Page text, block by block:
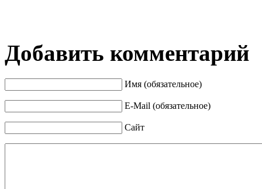
Добавить комментарий
Имя (обязательное)
E-Mail (обязательное)
Сайт